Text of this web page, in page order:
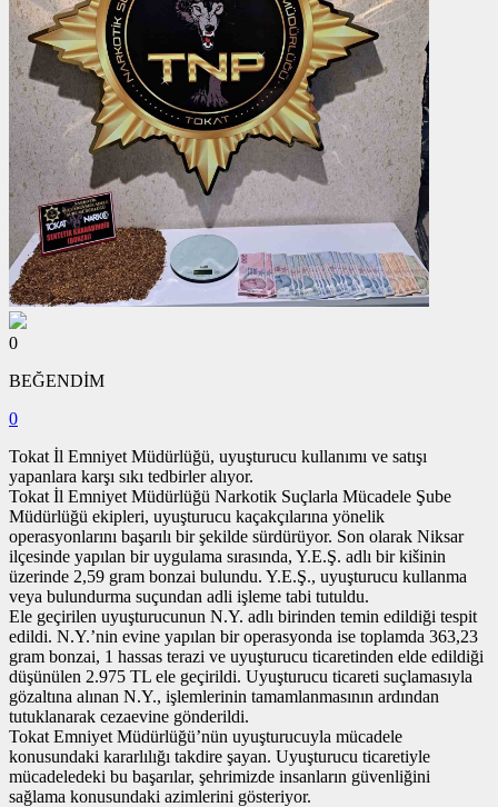
0
BEĞENDİM
0
Tokat İl Emniyet Müdürlüğü, uyuşturucu kullanımı ve satışı
yapanlara karşı sıkı tedbirler alıyor.
Tokat İl Emniyet Müdürlüğü Narkotik Suçlarla Mücadele Şube
Müdürlüğü ekipleri, uyuşturucu kaçakçılarına yönelik
operasyonlarını başarılı bir şekilde sürdürüyor. Son olarak Niksar
ilçesinde yapılan bir uygulama sırasında, Y.E.Ş. adlı bir kišinin
üzerinde 2,59 gram bonzai bulundu. Y.E.Ş., uyuşturucu kullanma
veya bulundurma suçundan adli işleme tabi tutuldu.
Ele geçirilen uyuşturucunun N.Y. adlı birinden temin edildiği tespit
edildi. N.Y.’nin evine yapılan bir operasyonda ise toplamda 363,23
gram bonzai, 1 hassas terazi ve uyuşturucu ticaretinden elde edildiği
düşünülen 2.975 TL ele geçirildi. Uyuşturucu ticareti suçlamasıyla
gözaltına alınan N.Y., işlemlerinin tamamlanmasının ardından
tutuklanarak cezaevine gönderildi.
Tokat Emniyet Müdürlüğü’nün uyuşturucuyla mücadele
konusundaki kararlılığı takdire şayan. Uyuşturucu ticaretiyle
mücadeledeki bu başarılar, şehrimizde insanların güvenliğini
sağlama konusundaki azimlerini gösteriyor.